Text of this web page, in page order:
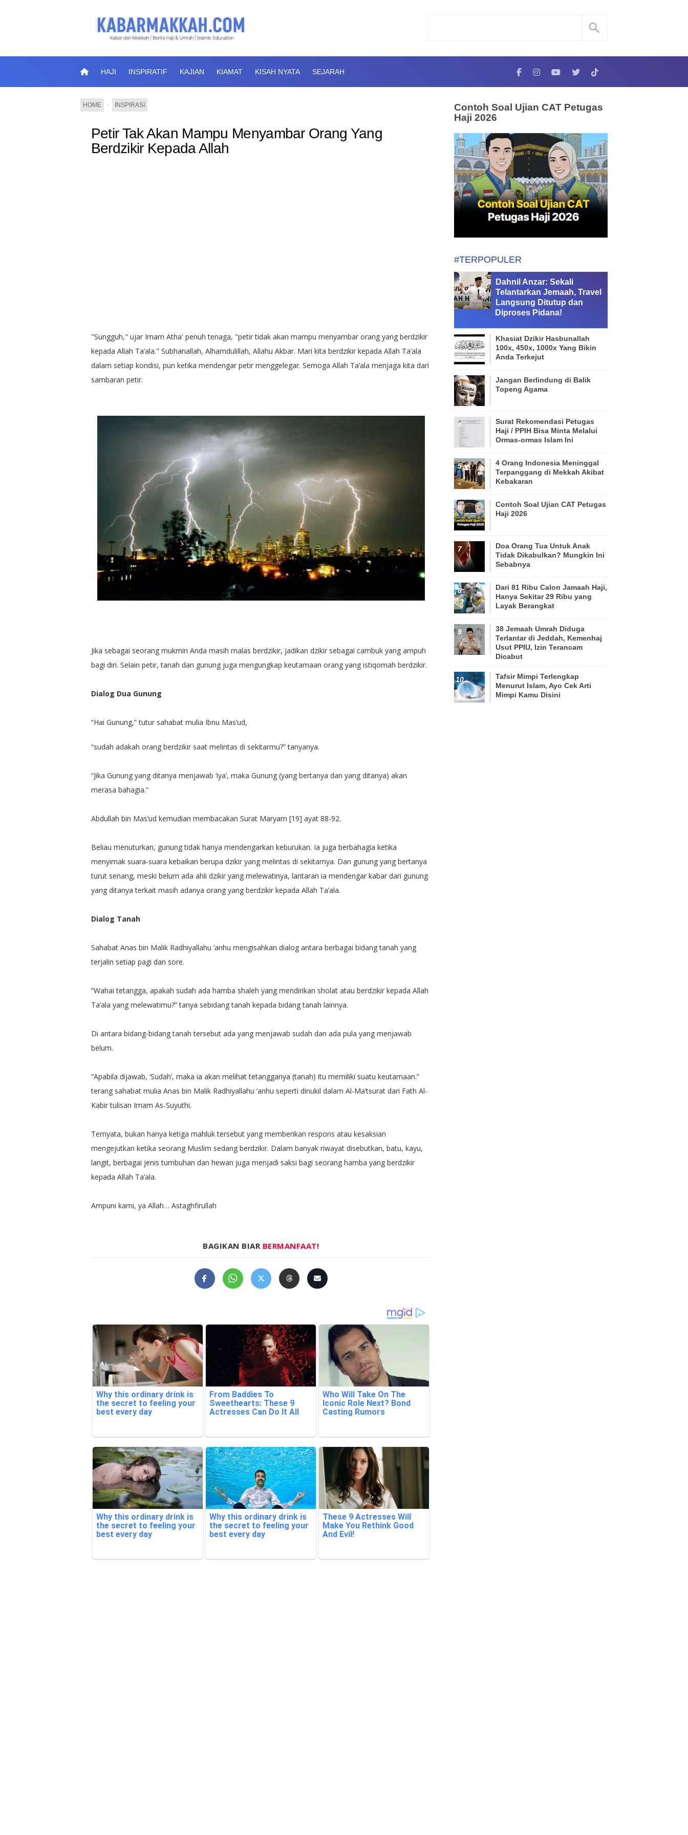
HAJI INSPIRATIF KAJIAN KIAMAT KISAH NYATA SEJARAH
HOME › INSPIRASI
Petir Tak Akan Mampu Menyambar Orang Yang
Berdzikir Kepada Allah
"Sungguh," ujar Imam Atha' penuh tenaga, "petir tidak akan mampu menyambar orang yang berdzikir
kepada Allah Ta’ala." Subhanallah, Alhamdulillah, Allahu Akbar. Mari kita berdzikir kepada Allah Ta’ala
dalam setiap kondisi, pun ketika mendengar petir menggelegar. Semoga Allah Ta’ala menjaga kita dari
sambaran petir.
Jika sebagai seorang mukmin Anda masih malas berdzikir, jadikan dzikir sebagai cambuk yang ampuh
bagi diri. Selain petir, tanah dan gunung juga mengungkap keutamaan orang yang istiqomah berdzikir.
Dialog Dua Gunung
“Hai Gunung,” tutur sahabat mulia Ibnu Mas’ud,
“sudah adakah orang berdzikir saat melintas di sekitarmu?” tanyanya.
“Jika Gunung yang ditanya menjawab ‘iya’, maka Gunung (yang bertanya dan yang ditanya) akan
merasa bahagia.”
Abdullah bin Mas’ud kemudian membacakan Surat Maryam [19] ayat 88-92.
Beliau menuturkan, gunung tidak hanya mendengarkan keburukan. Ia juga berbahagia ketika
menyimak suara-suara kebaikan berupa dzikir yang melintas di sekitarnya. Dan gunung yang bertanya
turut senang, meski belum ada ahli dzikir yang melewatinya, lantaran ia mendengar kabar dari gunung
yang ditanya terkait masih adanya orang yang berdzikir kepada Allah Ta’ala.
Dialog Tanah
Sahabat Anas bin Malik Radhiyallahu ‘anhu mengisahkan dialog antara berbagai bidang tanah yang
terjalin setiap pagi dan sore.
“Wahai tetangga, apakah sudah ada hamba shaleh yang mendirikan sholat atau berdzikir kepada Allah
Ta’ala yang melewatimu?” tanya sebidang tanah kepada bidang tanah lainnya.
Di antara bidang-bidang tanah tersebut ada yang menjawab sudah dan ada pula yang menjawab
belum.
“Apabila dijawab, ‘Sudah’, maka ia akan melihat tetangganya (tanah) itu memiliki suatu keutamaan.”
terang sahabat mulia Anas bin Malik Radhiyallahu ‘anhu seperti dinukil dalam Al-Ma’tsurat dari Fath Al-
Kabir tulisan Imam As-Suyuthi.
Ternyata, bukan hanya ketiga mahluk tersebut yang memberikan respons atau kesaksian
mengejutkan ketika seorang Muslim sedang berdzikir. Dalam banyak riwayat disebutkan, batu, kayu,
langit, berbagai jenis tumbuhan dan hewan juga menjadi saksi bagi seorang hamba yang berdzikir
kepada Allah Ta’ala.
Ampuni kami, ya Allah… Astaghfirullah
BAGIKAN BIAR BERMANFAAT!
Contoh Soal Ujian CAT Petugas
Haji 2026
#TERPOPULER
Dahnil Anzar: Sekali
Telantarkan Jemaah, Travel
Langsung Ditutup dan
Diproses Pidana!
Khasiat Dzikir Hasbunallah
100x, 450x, 1000x Yang Bikin
Anda Terkejut
Jangan Berlindung di Balik
Topeng Agama
Surat Rekomendasi Petugas
Haji / PPIH Bisa Minta Melalui
Ormas-ormas Islam Ini
4 Orang Indonesia Meninggal
Terpanggang di Mekkah Akibat
Kebakaran
Contoh Soal Ujian CAT Petugas
Haji 2026
Doa Orang Tua Untuk Anak
Tidak Dikabulkan? Mungkin Ini
Sebabnya
Dari 81 Ribu Calon Jamaah Haji,
Hanya Sekitar 29 Ribu yang
Layak Berangkat
38 Jemaah Umrah Diduga
Terlantar di Jeddah, Kemenhaj
Usut PPIU, Izin Terancam
Dicabut
Tafsir Mimpi Terlengkap
Menurut Islam, Ayo Cek Arti
Mimpi Kamu Disini